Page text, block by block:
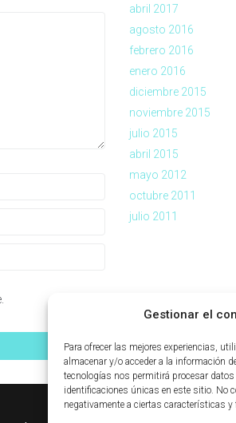
Gestionar el
Para ofrecer las mejores experiencias,
almacenar y/o acceder a la información
tecnologías nos permitirá procesar
identificaciones únicas en este sitio. No
negativamente a ciertas características y
abril 2017
agosto 2016
febrero 2016
enero 2016
diciembre 2015
noviembre 2015
julio 2015
abril 2015
mayo 2012
octubre 2011
julio 2011